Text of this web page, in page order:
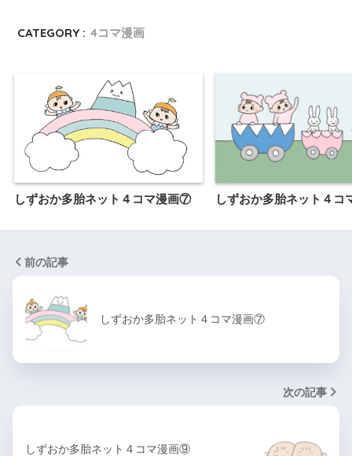
CATEGORY : 4コマ漫画
しずおか多胎ネット４コマ漫画⑦ しずおか多胎ネット４
前の記事
しずおか多胎ネット４コマ漫画⑦
次の記事
しずおか多胎ネット４コマ漫画⑨